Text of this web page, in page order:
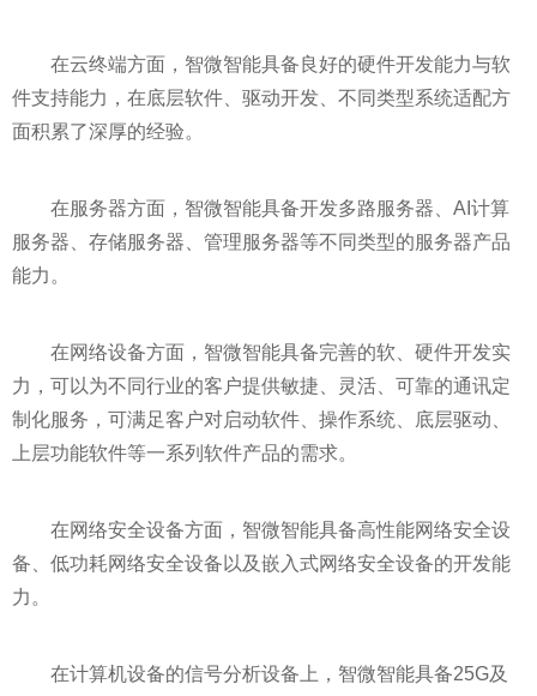
在云终端方面，智微智能具备良好的硬件开发能力与软
件支持能力，在底层软件、驱动开发、不同类型系统适配方
面积累了深厚的经验。
在服务器方面，智微智能具备开发多路服务器、AI计算
服务器、存储服务器、管理服务器等不同类型的服务器产品
能力。
在网络设备方面，智微智能具备完善的软、硬件开发实
力，可以为不同行业的客户提供敏捷、灵活、可靠的通讯定
制化服务，可满足客户对启动软件、操作系统、底层驱动、
上层功能软件等一系列软件产品的需求。
在网络安全设备方面，智微智能具备高性能网络安全设
备、低功耗网络安全设备以及嵌入式网络安全设备的开发能
力。
在计算机设备的信号分析设备上，智微智能具备25G及